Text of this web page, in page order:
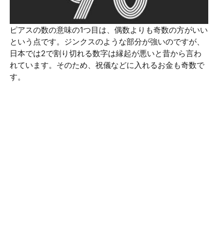
ピアスの数の意味の1つ目は、偶数よりも奇数の方がいい
という点です。ジンクスのような部分が強いのですが、
日本では2で割り切れる数字は縁起が悪いと昔から言わ
れています。そのため、祝儀などに入れるお金も奇数で
す。